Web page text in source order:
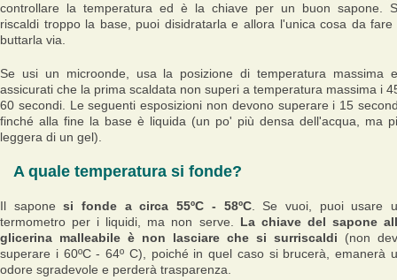
controllare la temperatura ed è la chiave per un buon sapone.
riscaldi troppo la base, puoi disidratarla e allora l'unica cosa da fare
buttarla via.
Se usi un microonde, usa la posizione di temperatura massima
assicurati che la prima scaldata non superi a temperatura massima i
60 secondi. Le seguenti esposizioni non devono superare i 15
finché alla fine la base è liquida (un po' più densa dell'acqua, ma
leggera di un gel).
A quale temperatura si fonde?
Il saponesi fonde a circa 55ºC - 58ºC. Se vuoi, puoi usare
termometro per i liquidi, ma non serve. La chiave del sapone
glicerina malleabile è non lasciare che si surriscaldi (non
superare i 60ºC - 64º C), poiché in quel caso si brucerà, emanerà
odore sgradevole e perderà trasparenza.